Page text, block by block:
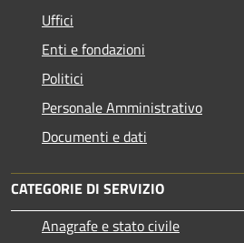
Uffici
Enti e fondazioni
Politici
Personale Amministrativo
Documenti e dati
CATEGORIE DI SERVIZIO
Anagrafe e stato civile